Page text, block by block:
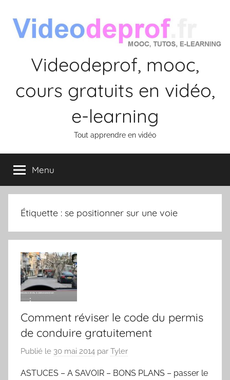
contenu
Videodeprof, mooc,
cours gratuits en vidéo,
e-learning
Tout apprendre en vidéo
Menu
Étiquette : se positionner sur une voie
Comment réviser le code du permis
de conduire gratuitement
Publié le 30 mai 2014 par Tyler
ASTUCES – A SAVOIR – BONS PLANS – passer le